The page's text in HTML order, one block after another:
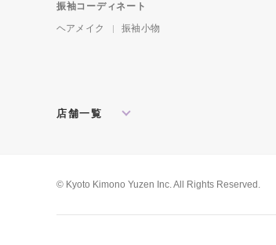
振袖コーディネート
ヘアメイク
振袖小物
店舗一覧
松戸店
東京本館 新宿
© Kyoto Kimono Yuzen Inc. All Rights Reserved.